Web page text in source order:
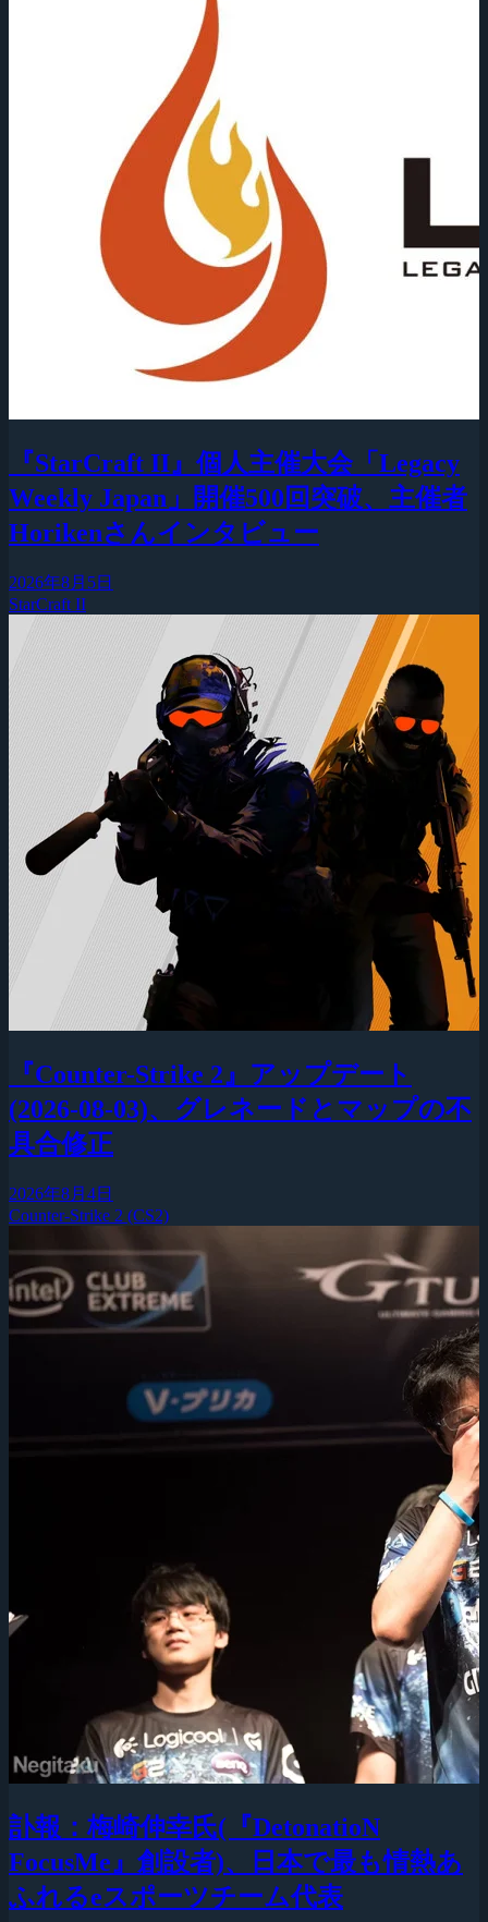
『StarCraft II』個人主催大会「Legacy
Weekly Japan」開催500回突破、主催者
Horikenさんインタビュー
2026年8月5日
StarCraft II
『Counter-Strike 2』アップデート
(2026-08-03)、グレネードとマップの不
具合修正
2026年8月4日
Counter-Strike 2 (CS2)
訃報：梅崎伸幸氏(『DetonatioN
FocusMe』創設者)、日本で最も情熱あ
ふれるeスポーツチーム代表